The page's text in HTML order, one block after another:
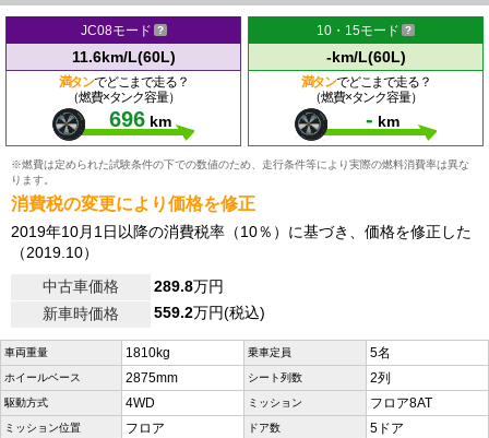
JC08モード
11.6km/L(60L)
満タンでどこまで走る？
（燃費×タンク容量）
696 km
10・15モード
-km/L(60L)
満タンでどこまで走る？
（燃費×タンク容量）
- km
※燃費は定められた試験条件の下での数値のため、走行条件等により実際の燃料消費率は異な
ります。
消費税の変更により価格を修正
2019年10月1日以降の消費税率（10％）に基づき、価格を修正した
（2019.10）
中古車価格
289.8万円
新車時価格
559.2万円(税込)
車両重量 1810kg 乗車定員 5名
ホイールベース 2875mm シート列数 2列
駆動方式 4WD ミッション フロア8AT
ミッション位置 フロア ドア数 5ドア